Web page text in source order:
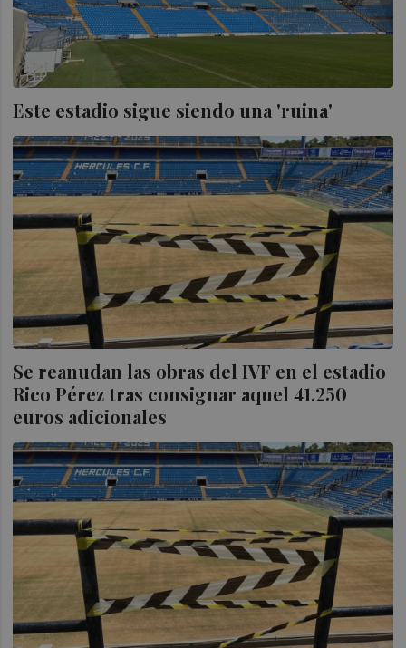
Este estadio sigue siendo una 'ruina'
Se reanudan las obras del IVF en el estadio
Rico Pérez tras consignar aquel 41.250
euros adicionales